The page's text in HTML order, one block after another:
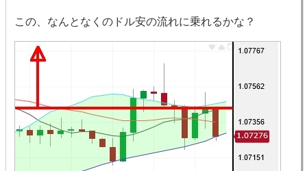
この、なんとなくのドル安の流れに乗れるかな？